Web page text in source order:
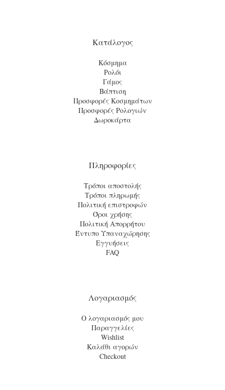
Κατάλογος
Κόσμημα
Ρολόι
Γάμος
Βάπτιση
Προσφορές Κοσμημάτων
Προσφορές Ρολογιών
Δωροκάρτα
Πληροφορίες
Τρόποι αποστολής
Τρόποι πληρωμής
Πολιτική επιστροφών
Όροι χρήσης
Πολιτική Απορρήτου
Έντυπο Υπαναχώρησης
Εγγυήσεις
FAQ
Λογαριασμός
Ο λογαριασμός μου
Παραγγελίες
Wishlist
Καλάθι αγορών
Checkout